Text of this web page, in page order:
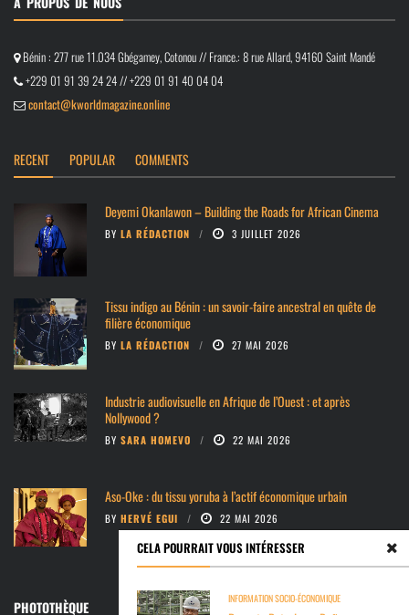
CELA POURRAIT VOUS INTÉRESSER
INFORMATION SOCIO-ÉCONOMIQUE
Bénin : 277 rue 11.034 Gbégamey, Cotonou // France.: 8 rue Allard, 94160 Saint Mandé
+229 01 91 39 24 24 // +229 01 91 40 04 04
contact@kworldmagazine.online
RECENT POPULAR COMMENTS
Deyemi Okanlawon – Building the Roads for African Cinema
BY LA RÉDACTION 3 JUILLET 2026
Tissu indigo au Bénin : un savoir-faire ancestral en quête de
filière économique
BY LA RÉDACTION 27 MAI 2026
Industrie audiovisuelle en Afrique de l’Ouest : et après
Nollywood ?
BY SARA HOMEVO 22 MAI 2026
Aso-Oke : du tissu yoruba à l’actif économique urbain
BY HERVÉ EGUI 22 MAI 2026
PHOTOTHÈQUE